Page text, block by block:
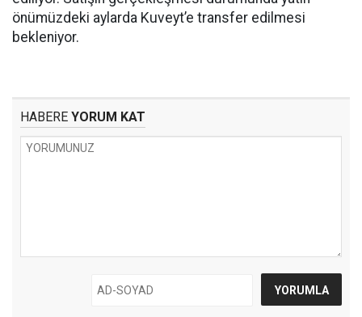
önümüzdeki aylarda Kuveyt’e transfer edilmesi
bekleniyor.
HABERE YORUM KAT